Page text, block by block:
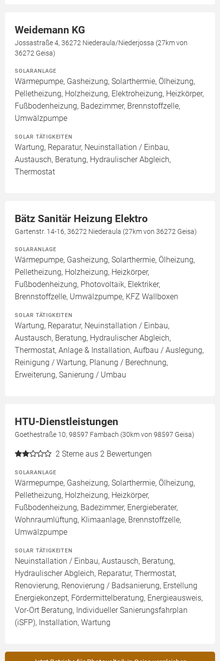
Weidemann KG
Jossastraße 4, 36272 Niederaula/Niederjossa (27km von
36272 Geisa)
SOLARANLAGE
Wärmepumpe, Gasheizung, Solarthermie, Ölheizung,
Pelletheizung, Holzheizung, Elektroheizung, Heizkörper,
Fußbodenheizung, Badezimmer, Brennstoffzelle,
Umwälzpumpe
SOLAR TÄTIGKEITEN
Wartung, Reparatur, Neuinstallation / Einbau,
Austausch, Beratung, Hydraulischer Abgleich,
Thermostat
Bätz Sanitär Heizung Elektro
Gartenstr. 14-16, 36272 Niederaula (27km von 36272 Geisa)
SOLARANLAGE
Wärmepumpe, Gasheizung, Solarthermie, Ölheizung,
Pelletheizung, Holzheizung, Heizkörper,
Fußbodenheizung, Photovoltaik, Elektriker,
Brennstoffzelle, Umwälzpumpe, KFZ Wallboxen
SOLAR TÄTIGKEITEN
Wartung, Reparatur, Neuinstallation / Einbau,
Austausch, Beratung, Hydraulischer Abgleich,
Thermostat, Anlage & Installation, Aufbau / Auslegung,
Reinigung / Wartung, Planung / Berechnung,
Erweiterung, Sanierung / Umbau
HTU-Dienstleistungen
Goethestraße 10, 98597 Fambach (30km von 98597 Geisa)
2 Sterne aus 2 Bewertungen
SOLARANLAGE
Wärmepumpe, Gasheizung, Solarthermie, Ölheizung,
Pelletheizung, Holzheizung, Heizkörper,
Fußbodenheizung, Badezimmer, Energieberater,
Wohnraumlüftung, Klimaanlage, Brennstoffzelle,
Umwälzpumpe
SOLAR TÄTIGKEITEN
Neuinstallation / Einbau, Austausch, Beratung,
Hydraulischer Abgleich, Reparatur, Thermostat,
Renovierung, Renovierung / Badsanierung, Erstellung
Energiekonzept, Fördermittelberatung, Energieausweis,
Vor-Ort Beratung, Individueller Sanierungsfahrplan
(iSFP), Installation, Wartung